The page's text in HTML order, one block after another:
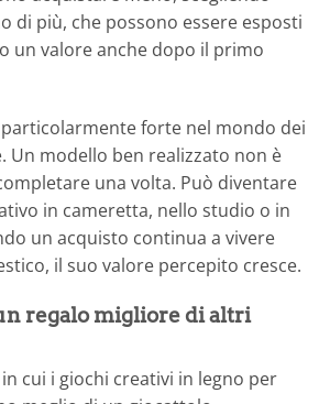
di più, che possono essere esposti
un valore anche dopo il primo
forte nel mondo dei
Un modello ben realizzato non è
una volta. Può diventare
in cameretta, nello studio o in
un acquisto continua a vivere
il suo valore percepito cresce.
regalo migliore di altri
cui i giochi creativi in legno per